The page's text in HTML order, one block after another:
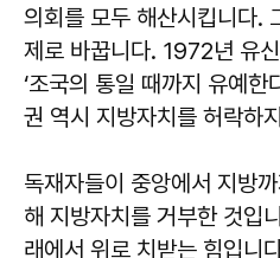
의회를 모두 해산시킵니다.
제로 바꿉니다. 1972년 유
‘조국의 통일 때까지 유예한
권 역시 지방자치를 허락하
독재자들이 중앙에서 지방
해 지방자치를 거부한 것입
래에서 위로 치받는 힘입니